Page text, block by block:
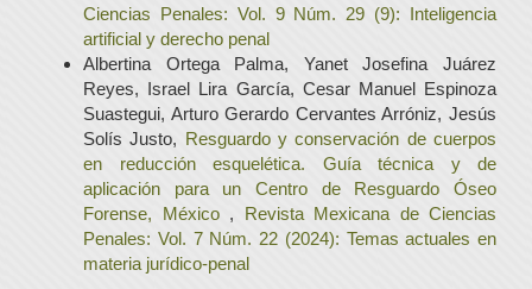
Ciencias Penales: Vol. 9 Núm. 29 (9): Inteligencia
artificial y derecho penal
Albertina Ortega Palma, Yanet Josefina Juárez
Reyes, Israel Lira García, Cesar Manuel Espinoza
Suastegui, Arturo Gerardo Cervantes Arróniz, Jesús
Solís Justo, Resguardo y conservación de cuerpos
en reducción esquelética. Guía técnica y de
aplicación para un Centro de Resguardo Óseo
Forense, México , Revista Mexicana de Ciencias
Penales: Vol. 7 Núm. 22 (2024): Temas actuales en
materia jurídico-penal